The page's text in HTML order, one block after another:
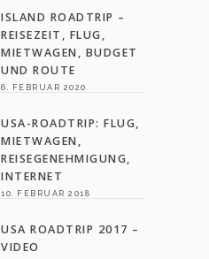
ISLAND ROADTRIP –
REISEZEIT, FLUG,
MIETWAGEN, BUDGET
UND ROUTE
6. FEBRUAR 2020
USA-ROADTRIP: FLUG,
MIETWAGEN,
REISEGENEHMIGUNG,
INTERNET
10. FEBRUAR 2018
USA ROADTRIP 2017 –
VIDEO